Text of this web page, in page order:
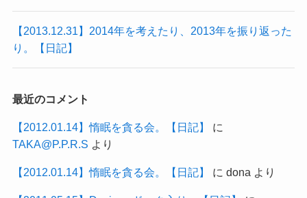
【2013.12.31】2014年を考えたり、2013年を振り返った
り。【日記】
最近のコメント
【2012.01.14】惰眠を貪る会。【日記】
に
TAKA@P.P.R.S より
【2012.01.14】惰眠を貪る会。【日記】 に dona より